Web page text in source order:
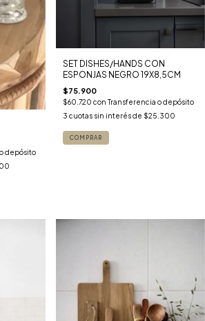
depósito
SET DISHES/HANDS CON
ESPONJAS NEGRO 19X8,5CM
$75.900
$60.720 con Transferencia o depósito
3 cuotas sin interés de $25.300